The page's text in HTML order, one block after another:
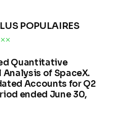
POPULAIRES
Quantitative
Analysis of SpaceX.
Accounts for Q2
ended June 30,